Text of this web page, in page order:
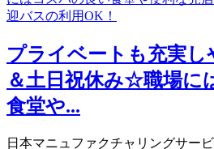
プライベートも充実し
＆土日祝休み☆職場に
食堂や...
日本マニュファクチャリングサー